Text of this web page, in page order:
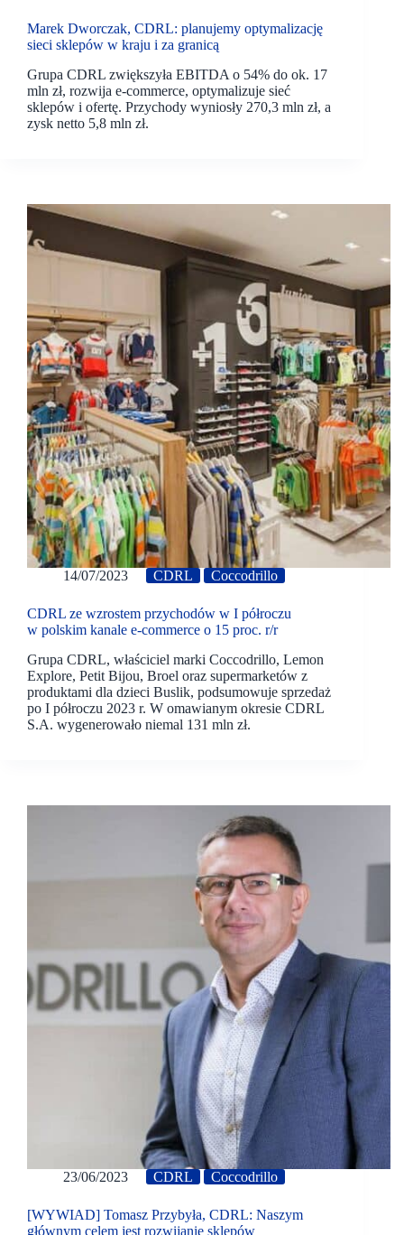
Marek Dworczak, CDRL: planujemy optymalizację
sieci sklepów w kraju i za granicą
Grupa CDRL zwiększyła EBITDA o 54% do ok. 17
mln zł, rozwija e-commerce, optymalizuje sieć
sklepów i ofertę. Przychody wyniosły 270,3 mln zł, a
zysk netto 5,8 mln zł.
14/07/2023 CDRL Coccodrillo
CDRL ze wzrostem przychodów w I półroczu
w polskim kanale e-commerce o 15 proc. r/r
Grupa CDRL, właściciel marki Coccodrillo, Lemon
Explore, Petit Bijou, Broel oraz supermarketów z
produktami dla dzieci Buslik, podsumowuje sprzedaż
po I półroczu 2023 r. W omawianym okresie CDRL
S.A. wygenerowało niemal 131 mln zł.
23/06/2023 CDRL Coccodrillo
[WYWIAD] Tomasz Przybyła, CDRL: Naszym
głównym celem jest rozwijanie sklepów